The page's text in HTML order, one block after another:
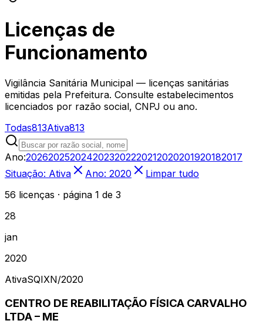
Licenças de
Funcionamento
Vigilância Sanitária Municipal — licenças sanitárias
emitidas pela Prefeitura. Consulte estabelecimentos
licenciados por razão social, CNPJ ou ano.
Todas813Ativa813
Ano:2026202520242023202220212020201920182017
Situação: Ativa
Ano: 2020
Limpar tudo
56 licenças · página 1 de 3
28
jan
2020
AtivaSQIXN/2020
CENTRO DE REABILITAÇÃO FÍSICA CARVALHO
LTDA – ME